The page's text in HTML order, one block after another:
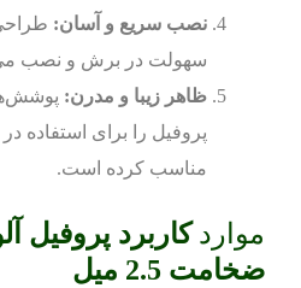
نصب سریع و آسان:
سهولت در برش و نصب
ظاهر زیبا و مدرن:
پروفیل را برای استفاده
مناسب کرده است.
موارد
ضخامت 2.5 میل